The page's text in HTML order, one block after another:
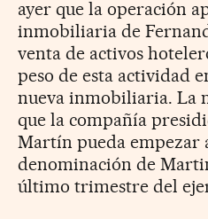
ayer que la operación
inmobiliaria de
venta de activos
peso de esta actividad
nueva inmobiliaria. La
que la compañía
Martín pueda empezar
denominación de
último trimestre del